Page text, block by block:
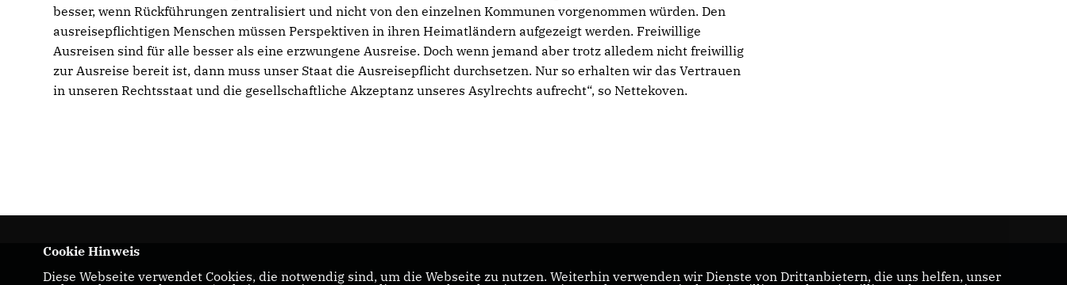
besser, wenn Rückführungen zentralisiert und nicht von den einzelnen Kommunen vorgenommen würden. Den
ausreisepflichtigen Menschen müssen Perspektiven in ihren Heimatländern aufgezeigt werden. Freiwillige
Ausreisen sind für alle besser als eine erzwungene Ausreise. Doch wenn jemand aber trotz alledem nicht freiwillig
zur Ausreise bereit ist, dann muss unser Staat die Ausreisepflicht durchsetzen. Nur so erhalten wir das Vertrauen
in unseren Rechtsstaat und die gesellschaftliche Akzeptanz unseres Asylrechts aufrecht“, so Nettekoven.
Herzlich Willkommen beim CDU Kreisverband
Cookie Hinweis
Diese Webseite verwendet Cookies, die notwendig sind, um die Webseite zu nutzen. Weiterhin verwenden wir Dienste von Drittanbietern, die uns helfen, unser